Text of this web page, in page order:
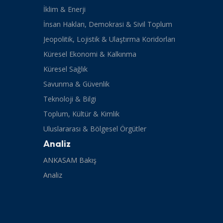
İklim & Enerji
İnsan Hakları, Demokrasi & Sivil Toplum
Jeopolitik, Lojistik & Ulaştırma Koridorları
Küresel Ekonomi & Kalkınma
Küresel Sağlık
Savunma & Güvenlik
Teknoloji & Bilgi
Toplum, Kültür & Kimlik
Uluslararası & Bölgesel Örgütler
Analiz
ANKASAM Bakış
Analiz